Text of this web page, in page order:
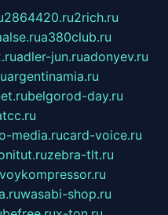
2864420.ru2rich.ru
a380club.ru
adler-jun.ruadonyev.ru
argentinamia.ru
belgorod-day.ru
media.rucard-voice.ru
zebra-tlt.ru
wasabi-shop.ru